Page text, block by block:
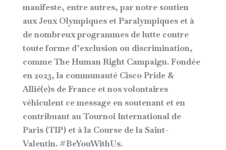
manifeste, entre autres, par notre soutien
aux Jeux Olympiques et Paralympiques et à
de nombreux programmes de lutte contre
toute forme d’exclusion ou discrimination,
comme The Human Right Campaign. Fondée
en 2023, la communauté Cisco Pride &
Allié(e)s de France et nos volontaires
véhiculent ce message en soutenant et en
contribuant au Tournoi International de
Paris (TIP) et à la Course de la Saint-
Valentin. #BeYouWithUs.